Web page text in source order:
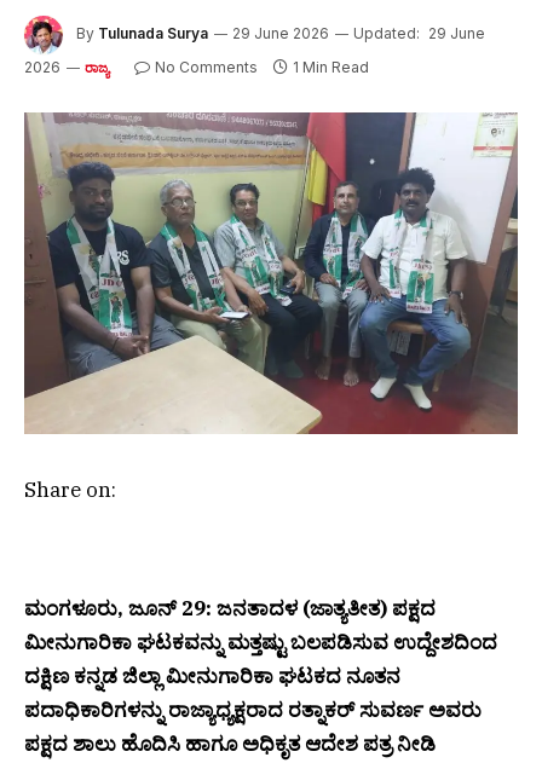
By Tulunada Surya 29 June 2026 Updated: 29 June
2026
ರಾಜ್ಯ No Comments 1 Min Read
Share on:
ಮಂಗಳೂರು, ಜೂನ್ 29: ಜನತಾದಳ (ಜಾತ್ಯತೀತ) ಪಕ್ಷದ
ಮೀನುಗಾರಿಕಾ ಘಟಕವನ್ನು ಮತ್ತಷ್ಟು ಬಲಪಡಿಸುವ ಉದ್ದೇಶದಿಂದ
ದಕ್ಷಿಣ ಕನ್ನಡ ಜಿಲ್ಲಾ ಮೀನುಗಾರಿಕಾ ಘಟಕದ ನೂತನ
ಪದಾಧಿಕಾರಿಗಳನ್ನು ರಾಜ್ಯಾಧ್ಯಕ್ಷರಾದ ರತ್ನಾಕರ್ ಸುವರ್ಣ ಅವರು
ಪಕ್ಷದ ಶಾಲು ಹೊದಿಸಿ ಹಾಗೂ ಅಧಿಕೃತ ಆದೇಶ ಪತ್ರ ನೀಡಿ